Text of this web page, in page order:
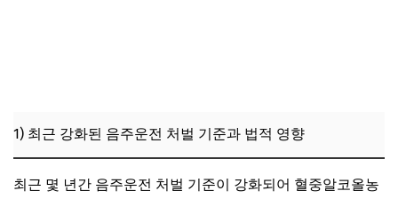
1) 최근 강화된 음주운전 처벌 기준과 법적 영향
최근 몇 년간 음주운전 처벌 기준이 강화되어 혈중알코올농